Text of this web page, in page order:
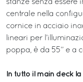
stanze senza essere
centrale nella
cornice in acciaio
lineari per
poppa, è da 55’’ e a
In tutto il main deck